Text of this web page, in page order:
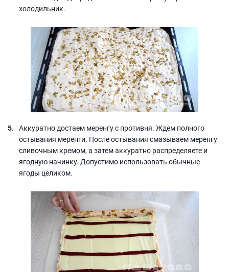
холодильник.
Аккуратно достаем меренгу с противня. Ждем полного
остывания меренги. После остывания смазываем меренгу
сливочным кремом, а затем аккуратно распределяете и
ягодную начинку. Допустимо использовать обычные
ягоды целиком.